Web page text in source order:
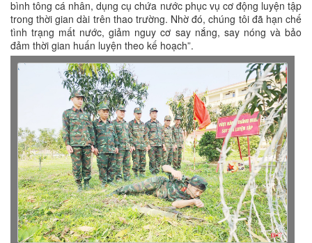
bình tông cá nhân, dụng cụ chứa nước phục vụ cơ động luyện tập
trong thời gian dài trên thao trường. Nhờ đó, chúng tôi đã hạn chế
tình trạng mất nước, giảm nguy cơ say nắng, say nóng và bảo
đảm thời gian huấn luyện theo kế hoạch”.